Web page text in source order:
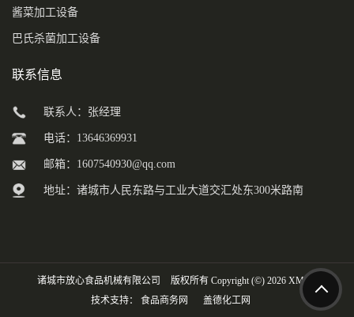
酱菜加工设备
巴氏杀菌加工设备
联系信息
联系人：张经理
电话：13646369931
邮箱： 1607540930@qq.com
地址：诸城市人民东路与工业大道交汇处东300米路南
诸城市放心食品机械有限公司 版权所有 Copyright (©) 2026 XML
技术支持： 食品商务网 盖德化工网